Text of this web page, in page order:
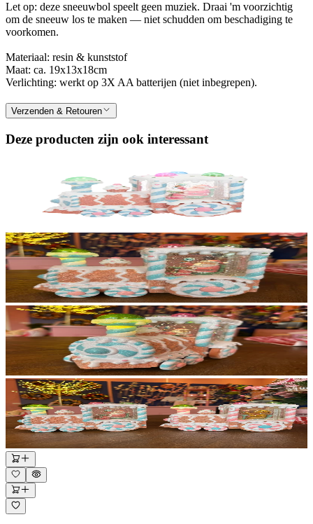
Let op: deze sneeuwbol speelt geen muziek. Draai 'm voorzichtig
om de sneeuw los te maken — niet schudden om beschadiging te
voorkomen.
Materiaal: resin & kunststof
Maat: ca. 19x13x18cm
Verlichting: werkt op 3X AA batterijen (niet inbegrepen).
Verzenden & Retouren
Deze producten zijn ook interessant